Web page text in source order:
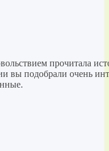
прочитала
вы подобрали очень